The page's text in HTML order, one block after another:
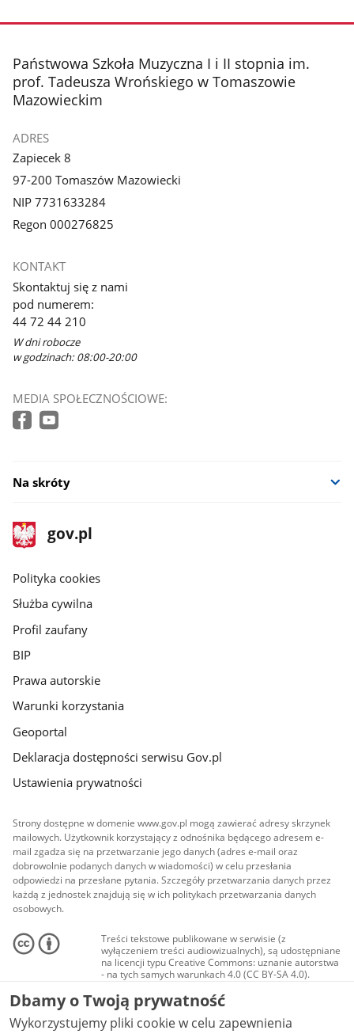
stopka
Państwowa Szkoła Muzyczna I i II stopnia im.
prof. Tadeusza Wrońskiego w Tomaszowie
Mazowieckim
ADRES
Zapiecek 8
97-200 Tomaszów Mazowiecki
NIP 7731633284
Regon 000276825
KONTAKT
Skontaktuj się z nami
pod numerem:
44 72 44 210
W dni robocze
w godzinach: 08:00-20:00
MEDIA SPOŁECZNOŚCIOWE:
Na skróty
stopka
gov.pl
Strona
gov.pl
gov.pl
Polityka cookies
Służba cywilna
Profil zaufany
BIP
Prawa autorskie
Warunki korzystania
Geoportal
Deklaracja dostępności serwisu Gov.pl
Ustawienia prywatności
Strony dostępne w domenie www.gov.pl mogą zawierać adresy skrzynek
mailowych. Użytkownik korzystający z odnośnika będącego adresem e-
mail zgadza się na przetwarzanie jego danych (adres e-mail oraz
dobrowolnie podanych danych w wiadomości) w celu przesłania
odpowiedzi na przesłane pytania. Szczegóły przetwarzania danych przez
każdą z jednostek znajdują się w ich politykach przetwarzania danych
osobowych.
Treści tekstowe publikowane w serwisie (z
wyłączeniem treści audiowizualnych), są udostępniane
na licencji typu Creative Commons: uznanie autorstwa
- na tych samych warunkach 4.0 (CC BY-SA 4.0).
Materiały audiowizualne, w tym zdjęcia, materiały
audio i wideo, są udostępniane na licencji typu
Creative Commons: uznanie autorstwa użycie
niekomercyjne - bez utworów zależnych 4.0 (CC BY-
Dbamy o Twoją prywatność
Wykorzystujemy pliki cookie w celu zapewnienia